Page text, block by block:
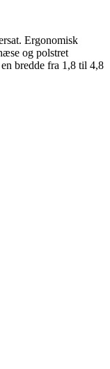
Ergonomisk
og polstret
bredde fra 1,8 til 4,8